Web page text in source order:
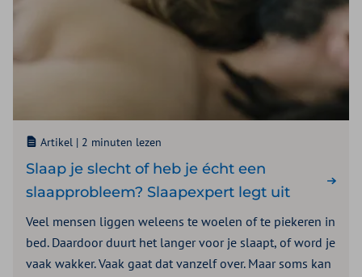
Artikel | 2 minuten lezen
Slaap je slecht of heb je écht een
slaapprobleem? Slaapexpert legt uit
Veel mensen liggen weleens te woelen of te piekeren in
bed. Daardoor duurt het langer voor je slaapt, of word je
vaak wakker. Vaak gaat dat vanzelf over. Maar soms kan